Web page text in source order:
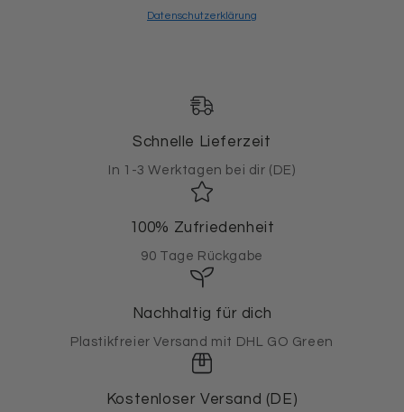
Datenschutzerklärung
Schnelle Lieferzeit
In 1-3 Werktagen bei dir (DE)
100% Zufriedenheit
90 Tage Rückgabe
Nachhaltig für dich
Plastikfreier Versand mit DHL GO Green
Kostenloser Versand (DE)